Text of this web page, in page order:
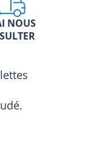
NOUS